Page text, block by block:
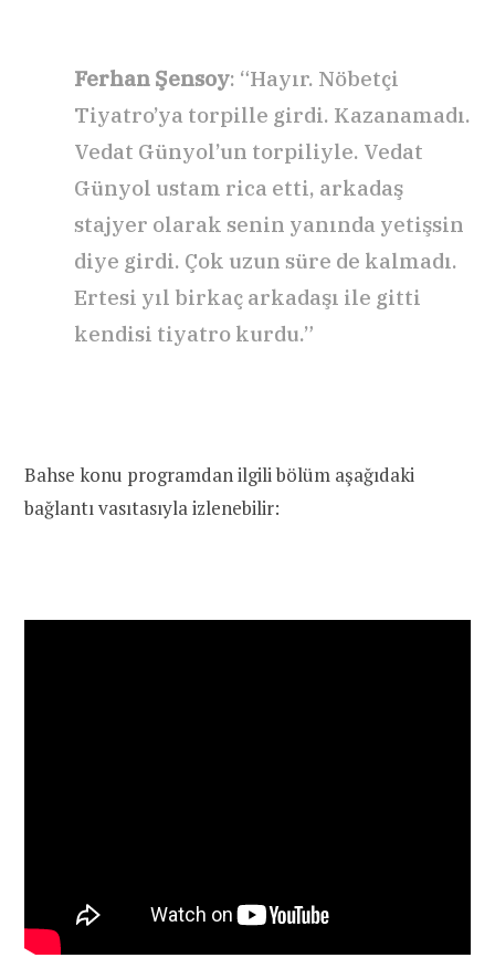
Ferhan Şensoy: “Hayır. Nöbetçi
Tiyatro’ya torpille girdi. Kazanamadı.
Vedat Günyol’un torpiliyle. Vedat
Günyol ustam rica etti, arkadaş
stajyer olarak senin yanında yetişsin
diye girdi. Çok uzun süre de kalmadı.
Ertesi yıl birkaç arkadaşı ile gitti
kendisi tiyatro kurdu.”
Bahse konu programdan ilgili bölüm aşağıdaki
bağlantı vasıtasıyla izlenebilir: